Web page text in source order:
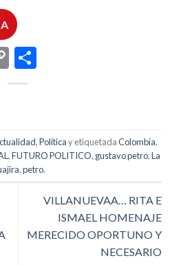
Copy
Link
,Políticay etiquetadaColombia,
,FUTURO POLITICO, gustavo petro,La
,petro.
VILLANUEVAA… RITA E
ISMAEL HOMENAJE
MERECIDO OPORTUNO Y
NECESARIO